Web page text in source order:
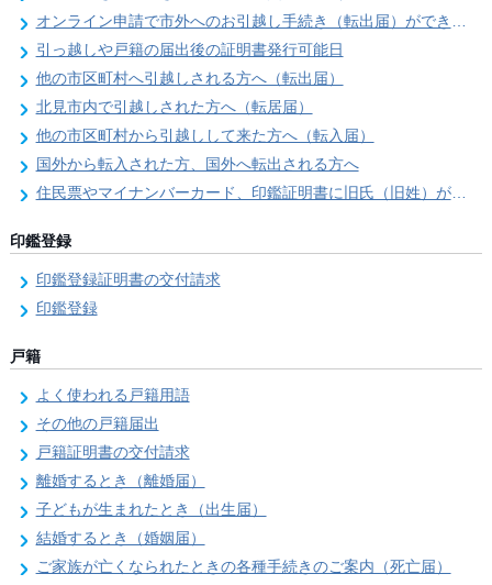
オンライン申請で市外へのお引越し手続き（転出届）ができます
引っ越しや戸籍の届出後の証明書発行可能日
他の市区町村へ引越しされる方へ（転出届）
北見市内で引越しされた方へ（転居届）
他の市区町村から引越しして来た方へ（転入届）
国外から転入された方、国外へ転出される方へ
住民票やマイナンバーカード、印鑑証明書に旧氏（旧姓）が併記できるようになりました！
印鑑登録
印鑑登録証明書の交付請求
印鑑登録
戸籍
よく使われる戸籍用語
その他の戸籍届出
戸籍証明書の交付請求
離婚するとき（離婚届）
子どもが生まれたとき（出生届）
結婚するとき（婚姻届）
ご家族が亡くなられたときの各種手続きのご案内（死亡届）